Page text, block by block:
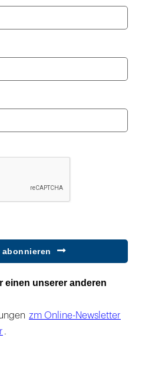
einen unserer anderen
zm Online-Newsletter
.